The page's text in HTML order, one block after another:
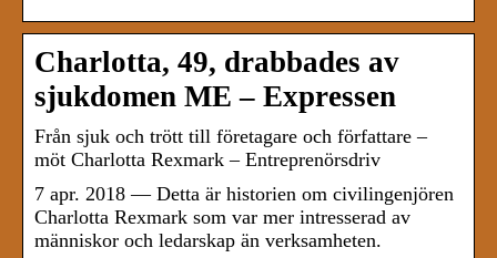
Charlotta, 49, drabbades av
sjukdomen ME – Expressen
Från sjuk och trött till företagare och författare –
möt Charlotta Rexmark – Entreprenörsdriv
7 apr. 2018 — Detta är historien om civilingenjören
Charlotta Rexmark som var mer intresserad av
människor och ledarskap än verksamheten.